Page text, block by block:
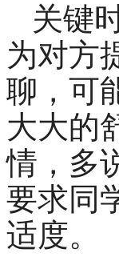
关键
为对方
聊，可
大大的
情，多
要求同
适度。